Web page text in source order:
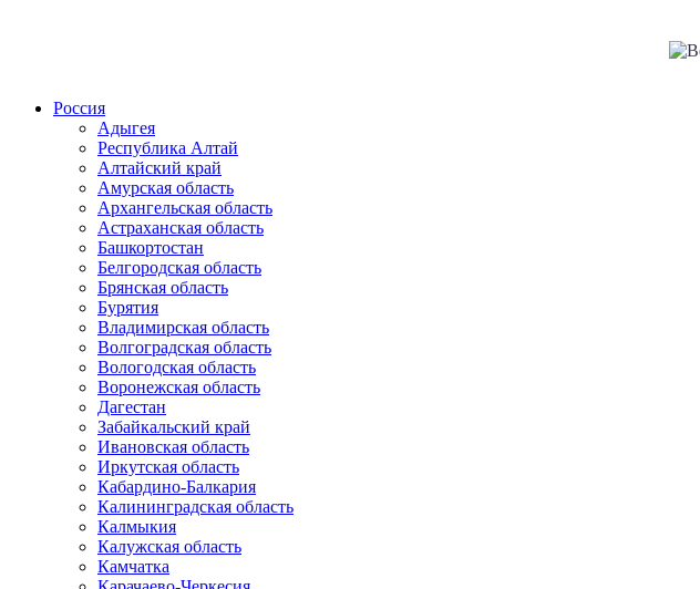
Россия
Адыгея
Республика Алтай
Алтайский край
Амурская область
Архангельская область
Астраханская область
Башкортостан
Белгородская область
Брянская область
Бурятия
Владимирская область
Волгоградская область
Вологодская область
Воронежская область
Дагестан
Забайкальский край
Ивановская область
Иркутская область
Кабардино-Балкария
Калининградская область
Калмыкия
Калужская область
Камчатка